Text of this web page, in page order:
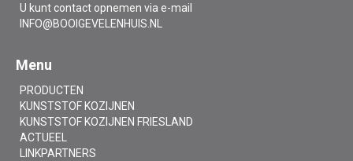
U kunt contact opnemen via e-mail
INFO@BOOIGEVELENHUIS.NL
Menu
PRODUCTEN
KUNSTSTOF KOZIJNEN
KUNSTSTOF KOZIJNEN FRIESLAND
ACTUEEL
LINKPARTNERS